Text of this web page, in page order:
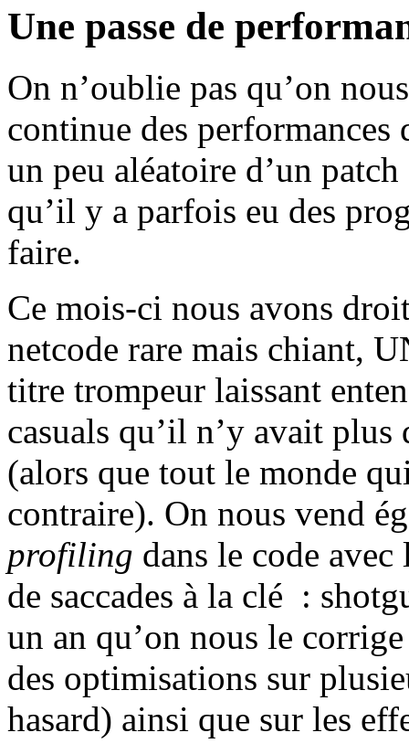
Une passe de
On n’oublie pas qu’on
continue des performances
un peu aléatoire d’un
qu’il y a parfois eu des
faire.
Ce mois-ci nous avons
netcode rare mais chiant,
titre trompeur laissant
casuals qu’il n’y avait
(alors que tout le monde
contraire). On nous vend
profiling dans le code
de saccades à la clé :
un an qu’on nous le
des optimisations sur
hasard) ainsi que sur les